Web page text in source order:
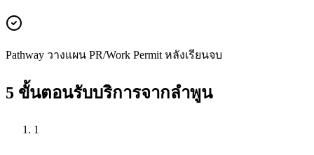
Pathway วางแผน PR/Work Permit หลังเรียนจบ
5 ขั้นตอนรับบริการจากลำพูน
1